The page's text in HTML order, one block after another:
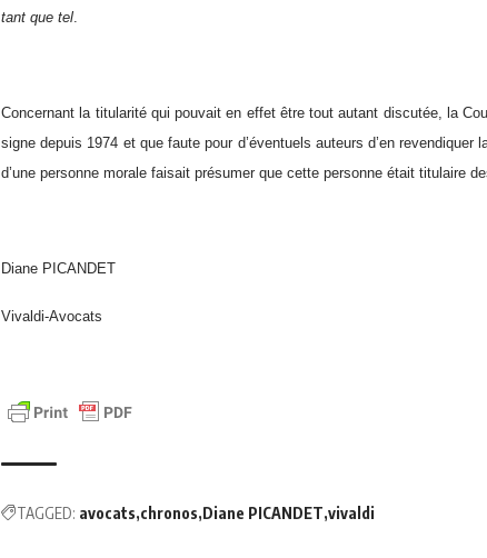
tant que tel.
Concernant la titularité qui pouvait en effet être tout autant discutée, la
signe depuis 1974 et que faute pour d’éventuels auteurs d’en
d’une personne morale faisait présumer que cette personne était titulaire
Diane PICANDET
Vivaldi-Avocats
TAGGED: avocats chronos Diane PICANDET vivaldi